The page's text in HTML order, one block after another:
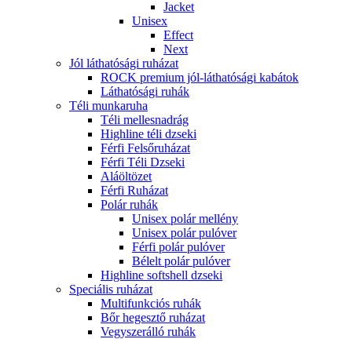
Jacket
Unisex
Effect
Next
Jól láthatósági ruházat
ROCK premium jól-láthatósági kabátok
Láthatósági ruhák
Téli munkaruha
Téli mellesnadrág
Highline téli dzseki
Férfi Felsőruházat
Férfi Téli Dzseki
Aláöltözet
Férfi Ruházat
Polár ruhák
Unisex polár mellény
Unisex polár pulóver
Férfi polár pulóver
Bélelt polár pulóver
Highline softshell dzseki
Speciális ruházat
Multifunkciós ruhák
Bőr hegesztő ruházat
Vegyszerálló ruhák